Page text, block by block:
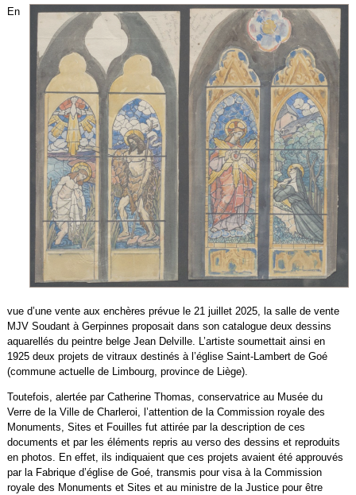
En
vue d’une vente aux enchères prévue le 21 juillet 2025, la salle de vente
MJV Soudant à Gerpinnes proposait dans son catalogue deux dessins
aquarellés du peintre belge Jean Delville. L’artiste soumettait ainsi en
1925 deux projets de vitraux destinés à l’église Saint-Lambert de Goé
(commune actuelle de Limbourg, province de Liège).
Toutefois, alertée par Catherine Thomas, conservatrice au Musée du
Verre de la Ville de Charleroi, l’attention de la Commission royale des
Monuments, Sites et Fouilles fut attirée par la description de ces
documents et par les éléments repris au verso des dessins et reproduits
en photos. En effet, ils indiquaient que ces projets avaient été approuvés
par la Fabrique d’église de Goé, transmis pour visa à la Commission
royale des Monuments et Sites et au ministre de la Justice pour être